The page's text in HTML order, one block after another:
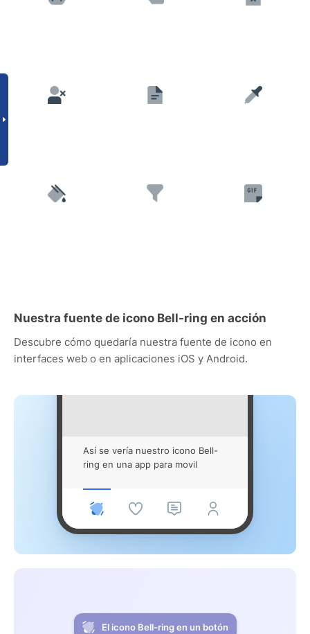
Nuestra fuente de icono Bell-ring en acción
Descubre cómo quedaría nuestra fuente de icono en
interfaces web o en aplicaciones iOS y Android.
Así se vería nuestro icono Bell-
ring en una app para movil
El icono Bell-ring en un botón